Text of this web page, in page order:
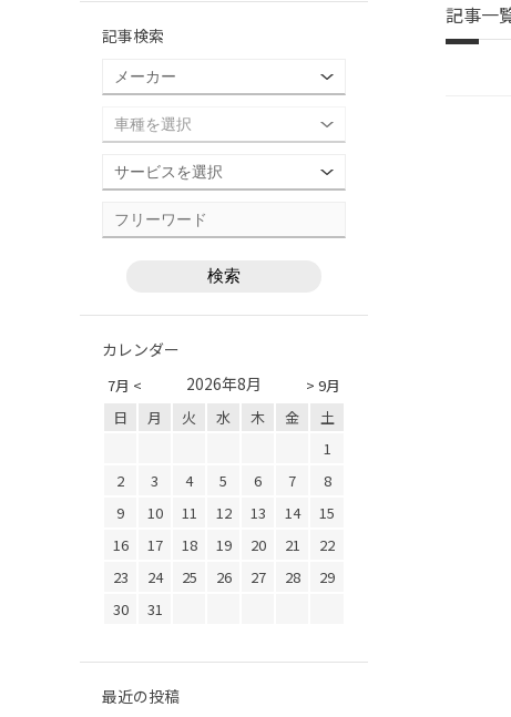
記事一
記事検索
カレンダー
7月 < > 9月
2026年8月
日 月 火 水 木 金
土
1
2
3 4 5 6 7
8
9
10 11 12 13 14
15
16
17 18 19 20 21
22
23
24 25 26 27 28
29
30
31
最近の投稿